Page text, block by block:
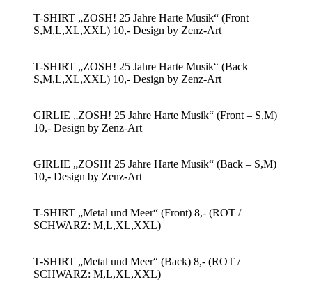
T-SHIRT „ZOSH! 25 Jahre Harte Musik“ (Front –
S,M,L,XL,XXL) 10,- Design by Zenz-Art
T-SHIRT „ZOSH! 25 Jahre Harte Musik“ (Back –
S,M,L,XL,XXL) 10,- Design by Zenz-Art
GIRLIE „ZOSH! 25 Jahre Harte Musik“ (Front – S,M)
10,- Design by Zenz-Art
GIRLIE „ZOSH! 25 Jahre Harte Musik“ (Back – S,M)
10,- Design by Zenz-Art
T-SHIRT „Metal und Meer“ (Front) 8,- (ROT /
SCHWARZ: M,L,XL,XXL)
T-SHIRT „Metal und Meer“ (Back) 8,- (ROT /
SCHWARZ: M,L,XL,XXL)